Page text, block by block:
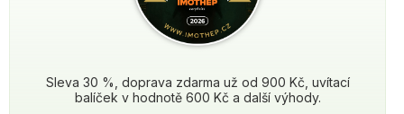
Sleva 30 %, doprava zdarma už od 900 Kč, uvítací
balíček v hodnotě 600 Kč a další výhody.